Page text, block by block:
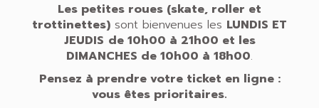
Les petites roues (skate, roller et
trottinettes) sont bienvenues les LUNDIS ET
JEUDIS de 10h00 à 21h00 et les
DIMANCHES de 10h00 à 18h00.
Pensez à prendre votre ticket en ligne :
vous êtes prioritaires.